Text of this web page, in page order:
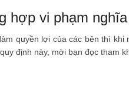
hợp vi phạm
quyền lợi của các bên thì khi
định này, mời bạn đọc tham